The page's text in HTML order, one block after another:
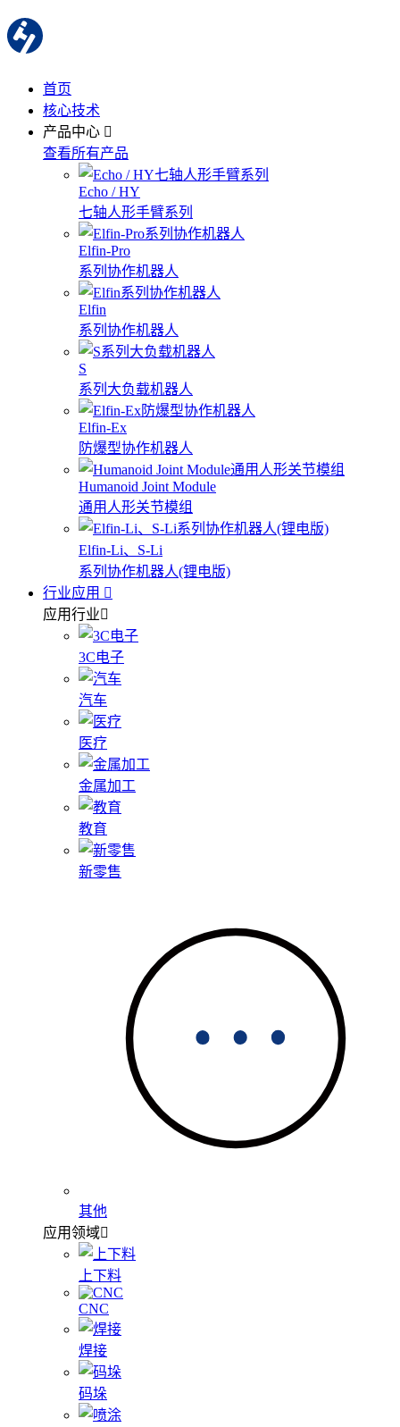
首页
核心技术
产品中心
查看所有产品
Echo / HY
七轴人形手臂系列
Elfin-Pro
系列协作机器人
Elfin
系列协作机器人
S
系列大负载机器人
Elfin-Ex
防爆型协作机器人
Humanoid Joint Module
通用人形关节模组
Elfin-Li、S-Li
系列协作机器人(锂电版)
行业应用
应用行业
3C电子
汽车
医疗
金属加工
教育
新零售
其他
应用领域
上下料
CNC
焊接
码垛